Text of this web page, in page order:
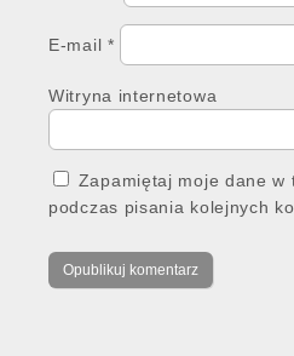
E-mail *
Witryna internetowa
Zapamiętaj moje dane w
podczas pisania kolejnych